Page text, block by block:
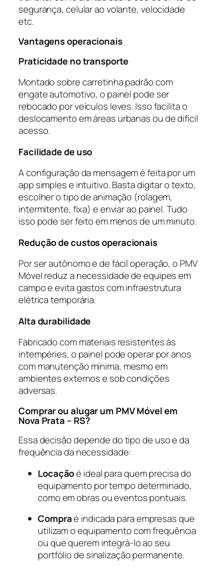
segurança, celular ao volante, velocidade
etc.
Vantagens operacionais
Praticidade no transporte
Montado sobre carretinha padrão com
engate automotivo, o painel pode ser
rebocado por veículos leves. Isso facilita o
deslocamento em áreas urbanas ou de difícil
acesso.
Facilidade de uso
A configuração da mensagem é feita por um
app simples e intuitivo. Basta digitar o texto,
escolher o tipo de animação (rolagem,
intermitente, fixa) e enviar ao painel. Tudo
isso pode ser feito em menos de um minuto.
Redução de custos operacionais
Por ser autônomo e de fácil operação, o PMV
Móvel reduz a necessidade de equipes em
campo e evita gastos com infraestrutura
elétrica temporária.
Alta durabilidade
Fabricado com materiais resistentes às
intempéries, o painel pode operar por anos
com manutenção mínima, mesmo em
ambientes externos e sob condições
adversas.
Comprar ou alugar um PMV Móvel em
Nova Prata – RS?
Essa decisão depende do tipo de uso e da
frequência da necessidade:
Locaçãoé ideal para quem precisa do
equipamento por tempo determinado,
como em obras ou eventos pontuais.
Compraé indicada para empresas que
utilizam o equipamento com frequência
ou que querem integrá-lo ao seu
portfólio de sinalização permanente.